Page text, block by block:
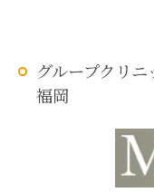
グループクリ
福岡